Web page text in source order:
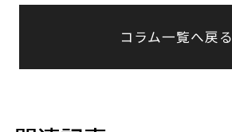
コラム一覧へ戻る